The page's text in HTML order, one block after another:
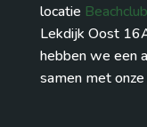
locatie
Lekdijk Oost
hebben we een
samen met